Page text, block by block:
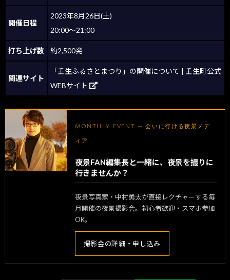
開催日程
2023年8月26日(土)
20:00～21:00
打ち上げ数 約2,500発
関連サイト
「壬生ふるさとまつり」の開催について | 壬生町公式
WEBサイト
MONTHLY EVENT — 会いに行ける夜景メデ
ィア
夜景FAN編集長と一緒に、夜景を撮りに
行きませんか？
夜景写真家・中村勇太が直接レクチャーする毎
月開催の夜景撮影会。初心者歓迎・スマホ参加
OK。
撮影会の詳細・申し込み